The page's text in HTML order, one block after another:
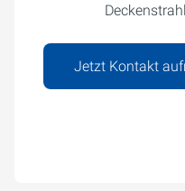
Jetzt Kontakt